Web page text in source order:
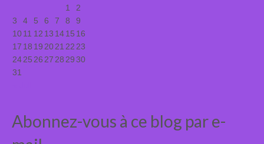
1
2
3
4 5 6 7 8
9
1011 12 13 1415 16
17 18 19 2021 22 23
2425 26 27 28 2930
31
Abonnez-vous à ce blog par e-